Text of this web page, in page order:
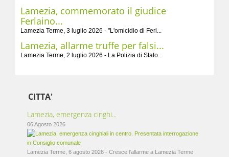
Lamezia, commemorato il giudice
Ferlaino...
Lamezia Terme, 3 luglio 2026 - "L'omicidio di Ferl...
Lamezia, allarme truffe per falsi...
Lamezia Terme, 2 luglio 2026 - La Polizia di Stato...
CITTA'
Lamezia, emergenza cinghi...
06 Agosto 2026
Lamezia Terme, 6 agosto 2026 - Cresce l'allarme a Lamezia Terme